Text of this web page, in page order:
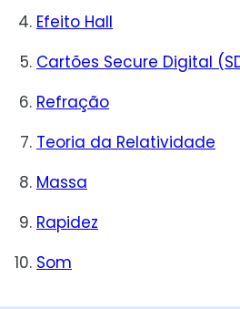
Efeito Hall
Cartões Secure Digital
Refração
Teoria da Relatividade
Massa
Rapidez
Som